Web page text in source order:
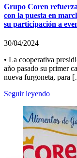
Grupo Coren
con la puesta en
su participación a
30/04/2024
• La cooperativa
año pasado su primer
nueva furgoneta, para
Seguir leyendo